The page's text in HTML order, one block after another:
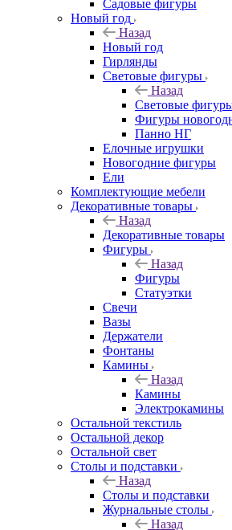
Садовые фигуры
Новый год
Назад
Новый год
Гирлянды
Световые фигуры
Назад
Световые
Фигуры
Панно НГ
Елочные игрушки
Новогодние фигуры
Ели
Комплектующие мебели
Декоративные товары
Назад
Декоративные товары
Фигуры
Назад
Фигуры
Статуэтки
Свечи
Вазы
Держатели
Фонтаны
Камины
Назад
Камины
Электрокамины
Остальной текстиль
Остальной декор
Остальной свет
Столы и подставки
Назад
Столы и подставки
Журнальные столы
Назад